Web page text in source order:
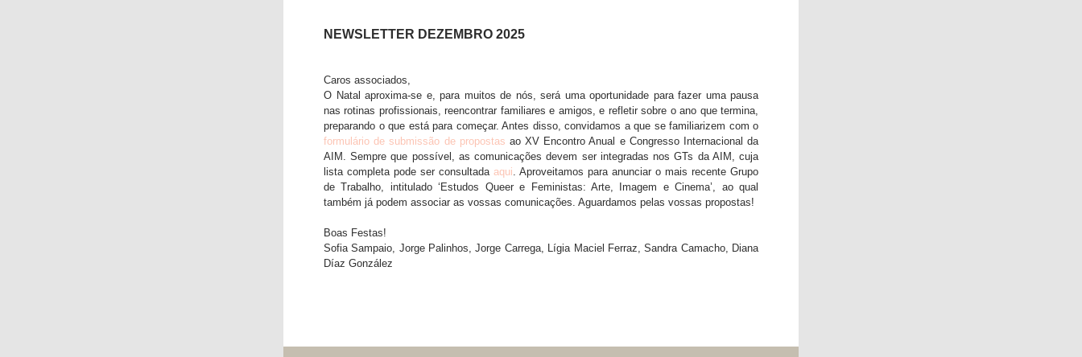
NEWSLETTER DEZEMBRO 2025
Caros associados,
O Natal aproxima-se e, para muitos de nós, será uma oportunidade para fazer uma pausa
nas rotinas profissionais, reencontrar familiares e amigos, e refletir sobre o ano que termina,
preparando o que está para começar. Antes disso, convidamos a que se familiarizem com o
formulário de submissão de propostas ao XV Encontro Anual e Congresso Internacional da
AIM. Sempre que possível, as comunicações devem ser integradas nos GTs da AIM, cuja
lista completa pode ser consultada aqui. Aproveitamos para anunciar o mais recente Grupo
de Trabalho, intitulado ‘Estudos Queer e Feministas: Arte, Imagem e Cinema’, ao qual
também já podem associar as vossas comunicações. Aguardamos pelas vossas propostas!
Boas Festas!
Sofia Sampaio, Jorge Palinhos, Jorge Carrega, Lígia Maciel Ferraz, Sandra Camacho, Diana
Díaz González